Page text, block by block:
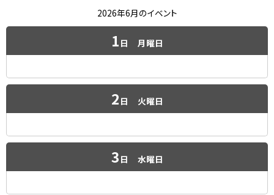
2026年6月のイベント
1 日 月曜日
2 日 火曜日
3 日 水曜日